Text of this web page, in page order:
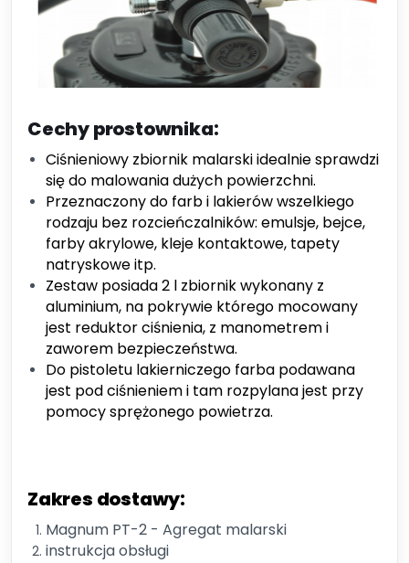
Cechy prostownika:
Ciśnieniowy zbiornik malarski idealnie sprawdzi
się do malowania dużych powierzchni.
Przeznaczony do farb i lakierów wszelkiego
rodzaju bez rozcieńczalników: emulsje, bejce,
farby akrylowe, kleje kontaktowe, tapety
natryskowe itp.
Zestaw posiada 2 l zbiornik wykonany z
aluminium, na pokrywie którego mocowany
jest reduktor ciśnienia, z manometrem i
zaworem bezpieczeństwa.
Do pistoletu lakierniczego farba podawana
jest pod ciśnieniem i tam rozpylana jest przy
pomocy sprężonego powietrza.
Zakres dostawy:
Magnum PT-2 - Agregat malarski
instrukcja obsługi